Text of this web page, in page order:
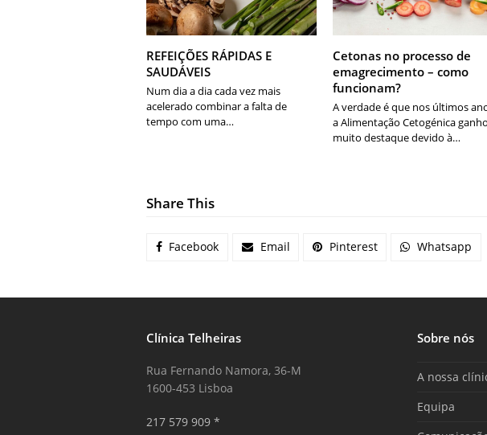
REFEIÇÕES RÁPIDAS E
SAUDÁVEIS
Num dia a dia cada vez mais
acelerado combinar a falta de
tempo com uma…
Cetonas no processo de
emagrecimento – como
funcionam?
A verdade é que nos últimos
a Alimentação Cetogénica
muito destaque devido à…
Share This
Facebook Email Pinterest Whatsapp
Clínica Telheiras
Rua Fernando Namora, 36-M
1600-453 Lisboa
217 579 909 *
Sobre nós
A nossa
Equipa